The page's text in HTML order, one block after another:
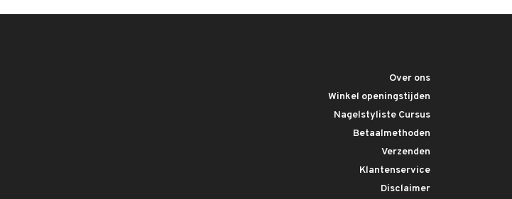
Over ons
Winkel openingstijden
Nagelstyliste Cursus
Betaalmethoden
Verzenden
Klantenservice
Disclaimer